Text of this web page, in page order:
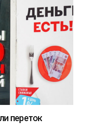
переток